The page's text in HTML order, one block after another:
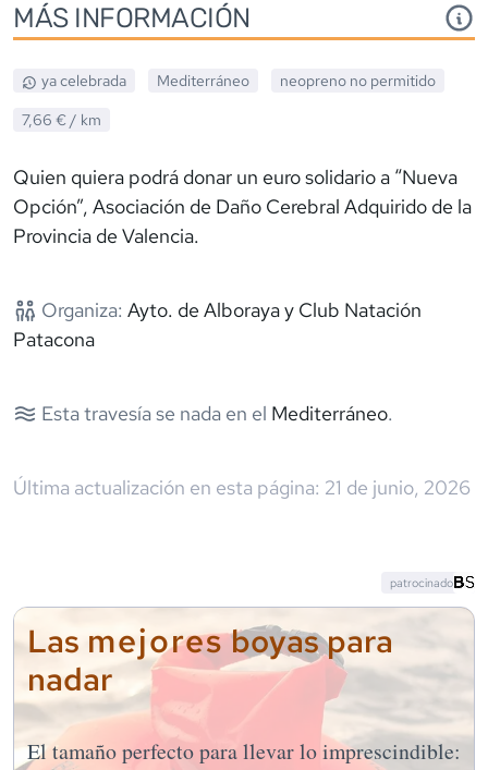
MÁS INFORMACIÓN
ya celebrada Mediterráneo neopreno no permitido
7,66 € / km
Quien quiera podrá donar un euro solidario a “Nueva
Opción”, Asociación de Daño Cerebral Adquirido de la
Provincia de Valencia.
Organiza: Ayto. de Alboraya y Club Natación
Patacona
Esta travesía se nada en el Mediterráneo.
Última actualización en esta página: 21 de junio, 2026
Las mejoresboyas para
nadar
El tamaño perfecto para llevar lo imprescindible:
patrocinado